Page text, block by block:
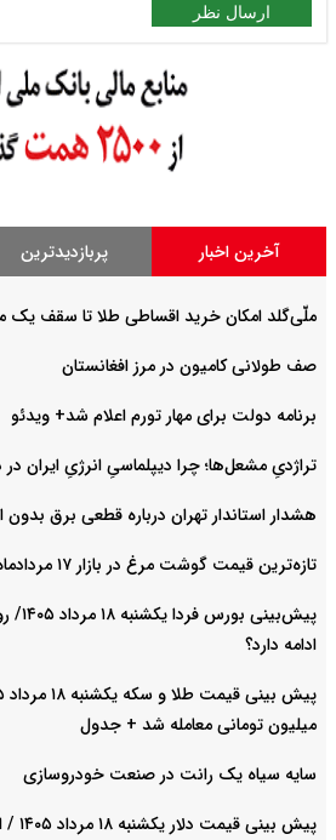
ارسال نظر
آخرین اخبار پربازدیدترین
ملّی‌گلد امکان خرید اقساطی طلا تا سقف یک
صف طولانی کامیون در مرز افغانستان
برنامه دولت برای مهار تورم اعلام شد+ ویدئو
تراژدیِ مشعل‌ها؛ چرا دیپلماسیِ انرژیِ ایران
هشدار استاندار تهران درباره قطعی برق بدون
تازه‌ترین قیمت گوشت مرغ در بازار ۱۷ مردادماه ۱۴۰
ادامه دارد؟
میلیون تومانی معامله شد + جدول
سایه سیاه یک رانت در صنعت خودروسازی